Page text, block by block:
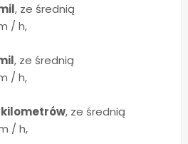
, ze średnią
/ h,
, ze średnią
/ h,
kilometrów, ze średnią
/ h,